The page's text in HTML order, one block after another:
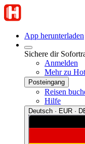
App herunterladen
Sichere dir
Anmelden
Mehr zu
Posteingang
Reisen
Hilfe
Deutsch · EUR ·